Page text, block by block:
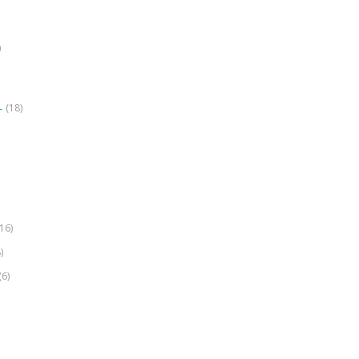
(18)
(6)